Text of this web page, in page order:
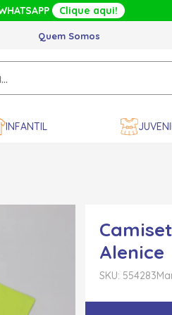
Clique aqui!
Quem Somos
INFANTIL
Alenice
SKU: 554283